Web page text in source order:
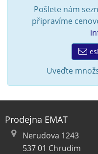
Pošlete nám
připravíme
Uveďte
Prodejna EMAT
Nerudova 1243
537 01 Chrudim